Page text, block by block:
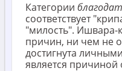
Категории
соответствует
"милость". Ишвара-
причин, ни чем не
достигнута
является